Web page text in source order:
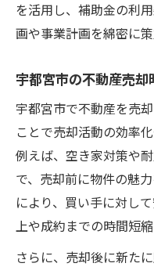
を活用し、補助金の利
画や事業計画を綿密に
宇都宮市の不動産売
宇都宮市で不動産を売
ことで売却活動の効率
例えば、空き家対策や
で、売却前に物件の魅
により、買い手に対し
上や成約までの時間短縮
さらに、売却後に新た